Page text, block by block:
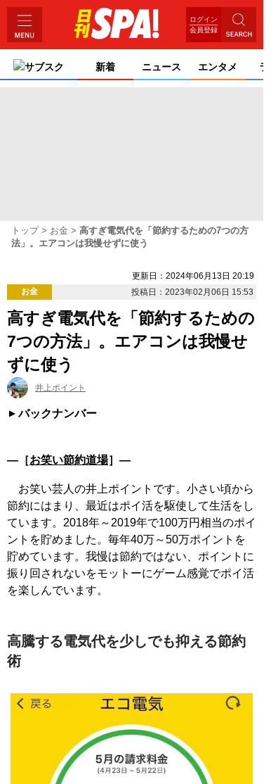
ログイン
会員登録
サブスク 新着 ニュース エンタメ ライ
トップ お金
高すぎ電気代を「節約するための7つの方
法」。エアコンは我慢せずに使う
更新日：2024年06月13日 20:19
お金
投稿日：2023年02月06日 15:53
高すぎ電気代を「節約するための
7つの方法」。エアコンは我慢せ
ずに使う
井上ポイント
バックナンバー
―［お笑い節約道場］―
お笑い芸人の井上ポイントです。小さい頃から
節約にはまり、最近はポイ活を駆使して生活をし
ています。2018年～2019年で100万円相当のポイ
ントを貯めました。毎年40万～50万ポイントを
貯めています。我慢は節約ではない、ポイントに
振り回されないをモットーにゲーム感覚でポイ活
を楽しんでいます。
高騰する電気代を少しでも抑える節約
術